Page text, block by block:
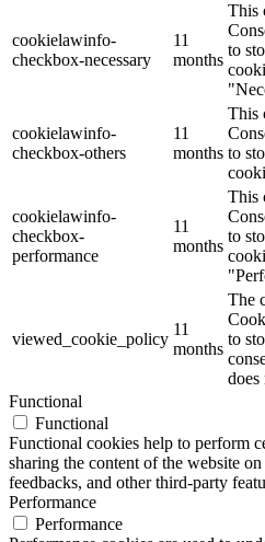
cookielawinfo-
checkbox-necessary
11
months
This
to
cookielawinfo-
checkbox-others
11
months
This
to
cookielawinfo-
checkbox-
performance
11
months
This
to
viewed_cookie_policy
11
months
The
to
does
Functional
Functional
Functional cookies help to perform
sharing the content of the website
feedbacks, and other third-party
Performance
Performance